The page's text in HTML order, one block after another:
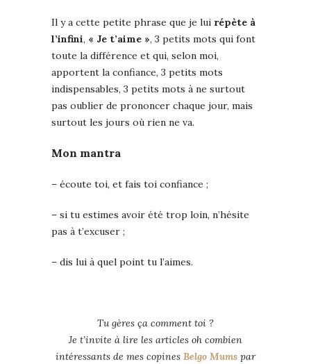
Il y a cette petite phrase que je lui répète à
l’infini, « Je t’aime », 3 petits mots qui font
toute la différence et qui, selon moi,
apportent la confiance, 3 petits mots
indispensables, 3 petits mots à ne surtout
pas oublier de prononcer chaque jour, mais
surtout les jours où rien ne va.
Mon mantra
– écoute toi, et fais toi confiance ;
– si tu estimes avoir été trop loin, n’hésite
pas à t’excuser ;
– dis lui à quel point tu l’aimes.
Tu gères ça comment toi ?
Je t’invite à lire les articles oh combien
intéressants de mes copines Belgo Mums par